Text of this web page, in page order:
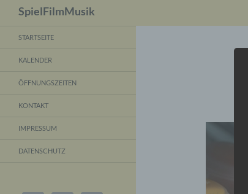
SpielFilmMusik
STARTSEITE
KALENDER
ÖFFNUNGSZEITEN
KONTAKT
IMPRESSUM
DATENSCHUTZ